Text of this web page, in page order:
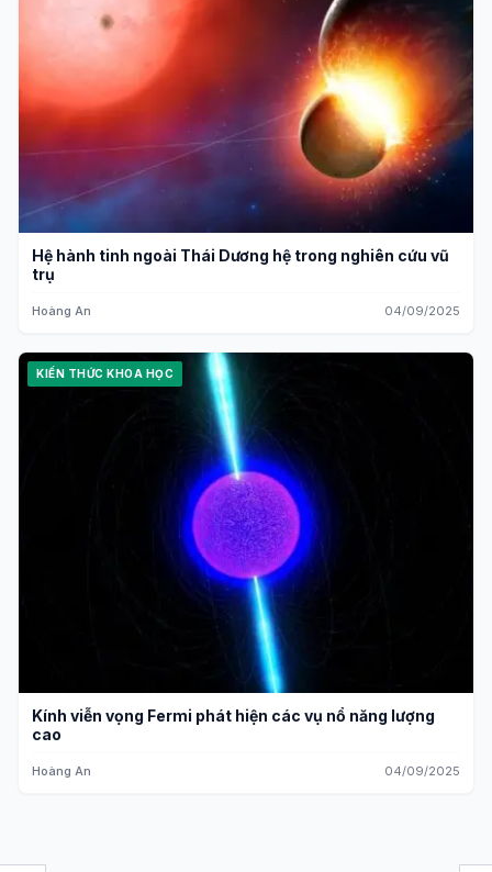
Hệ hành tinh ngoài Thái Dương hệ trong nghiên cứu vũ
trụ
Hoàng An 04/09/2025
KIẾN THỨC KHOA HỌC
Kính viễn vọng Fermi phát hiện các vụ nổ năng lượng
cao
Hoàng An 04/09/2025